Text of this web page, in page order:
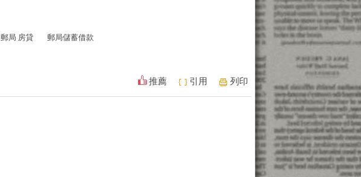
郵局 房貸 郵局儲蓄借款
推薦 引用 列印